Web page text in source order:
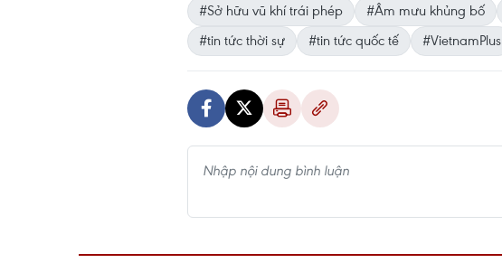
#Sở hữu vũ khí trái phép
#Âm mưu khủng bố
#tin tức thời sự
#tin tức quốc tế #VietnamPlus